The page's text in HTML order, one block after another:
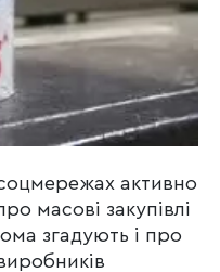
активно
масові закупівлі
згадують і про